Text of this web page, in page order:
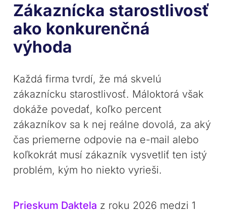
Zákaznícka starostlivosť
ako konkurenčná
výhoda
Každá firma tvrdí, že má skvelú
zákaznícku starostlivosť. Máloktorá však
dokáže povedať, koľko percent
zákazníkov sa k nej reálne dovolá, za aký
čas priemerne odpovie na e-mail alebo
koľkokrát musí zákazník vysvetliť ten istý
problém, kým ho niekto vyrieši.
Prieskum Daktela z roku 2026 medzi 1